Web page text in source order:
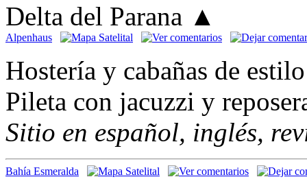
Delta del Parana ▲
Alpenhaus
Hostería y cabañas de
Pileta con jacuzzi y
Sitio en español, inglés,
Bahía Esmeralda